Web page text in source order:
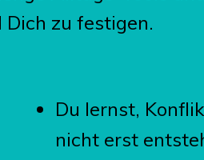
zu festigen.
Du lernst,
nicht erst